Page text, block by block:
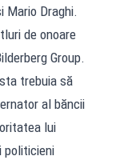
Mario Draghi.
de onoare
Group.
trebuia să
al băncii
lui